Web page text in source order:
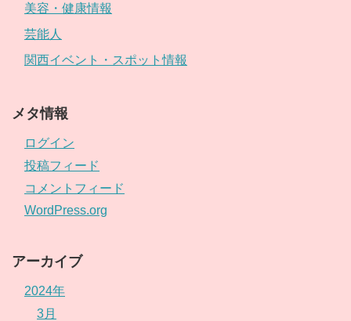
美容・健康情報
芸能人
関西イベント・スポット情報
メタ情報
ログイン
投稿フィード
コメントフィード
WordPress.org
アーカイブ
2024年
3月